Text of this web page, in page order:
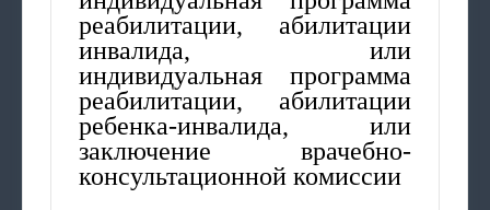
реабилитации, абилитации
инвалида, или
индивидуальная программа
реабилитации, абилитации
ребенка-инвалида, или
заключение врачебно-
консультационной комиссии